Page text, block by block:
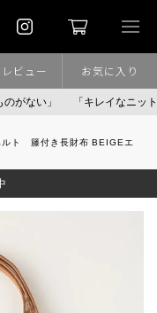
「キレイなニット」 ポ
レビュー お気に入り
ルト 籐付き長財布 BEIGEエ